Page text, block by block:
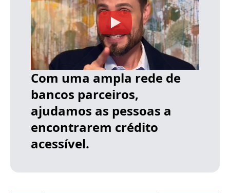
Com uma ampla rede de
bancos parceiros,
ajudamos as pessoas a
encontrarem crédito
acessível.